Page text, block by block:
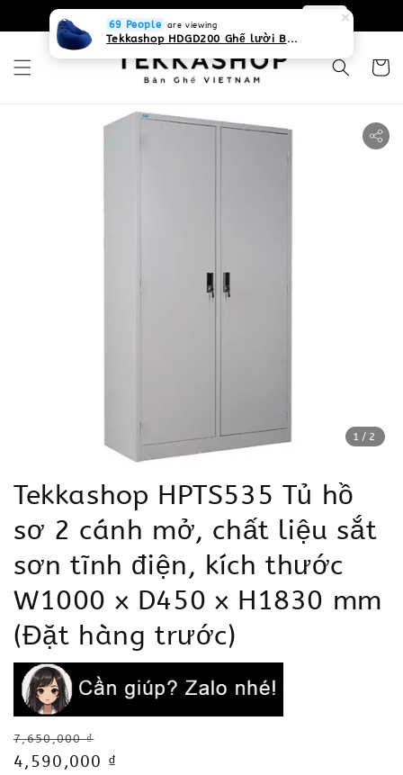
0931268840 Liên hệ với chúng tôi
1 /2
Tekkashop HPTS535 Tủ hồ
sơ 2 cánh mở, chất liệu sắt
sơn tĩnh điện, kích thước
W1000 x D450 x H1830 mm
(Đặt hàng trước)
Regular
price
7,650,000 ₫
Sale
4,590,000 ₫
69 People are viewing
Tekkashop HDGD200 Ghế lười Beanbag form truyền thống, chất liệu Olefin canvas kháng nước, màu xanh biển, có thể sử dụng trong nhà và cả ngoài trời, có quai xách